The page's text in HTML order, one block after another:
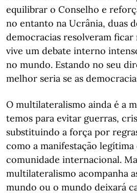
equilibrar o Conselho e
no entanto na Ucrânia, duas
democracias resolveram
vive um debate interno
no mundo. Estando no seu
melhor seria se as
O multilateralismo ainda é a
temos para evitar guerras,
substituindo a força por
como a manifestação legítima
comunidade internacional.
multilateralismo acompanha
mundo ou o mundo deixará